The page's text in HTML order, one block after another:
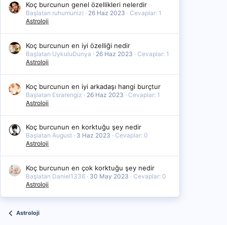
Koç burcunun genel özellikleri nelerdir
Başlatan ruhumunizi 26 Haz 2023
Cevaplar: 1
Astroloji
Koç burcunun en iyi özelliği nedir
Başlatan UykuluDunya 26 Haz 2023
Cevaplar: 1
Astroloji
Koç burcunun en iyi arkadaşı hangi burçtur
Başlatan Esrarengiz 26 Haz 2023
Cevaplar: 1
Astroloji
Koç burcunun en korktuğu şey nedir
Başlatan August 3 Haz 2023
Cevaplar: 0
Astroloji
Koç burcunun en çok korktuğu şey nedir
Başlatan Daniel1336 30 May 2023
Cevaplar: 0
Astroloji
Astroloji